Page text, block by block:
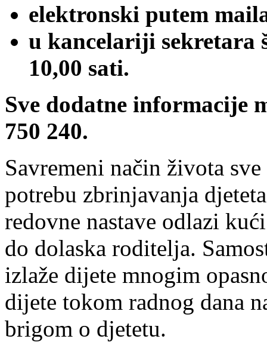
elektronski putem
u kancelariji sekretara
10,00 sati.
Sve dodatne informacije
750 240.
Savremeni način života
potrebu zbrinjavanja
redovne nastave odlazi
do dolaska roditelja.
izlaže dijete mnogim
dijete tokom radnog dana
brigom o djetetu.